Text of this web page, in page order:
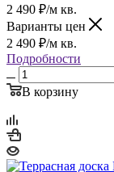
2 490 ₽/м кв.
Варианты цен
2 490 ₽/м кв.
Подробности
В корзину